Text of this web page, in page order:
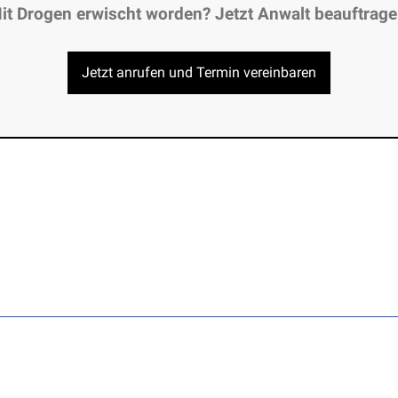
Drogen erwischt worden? Jetzt Anwalt
Jetzt anrufen und Termin vereinbaren